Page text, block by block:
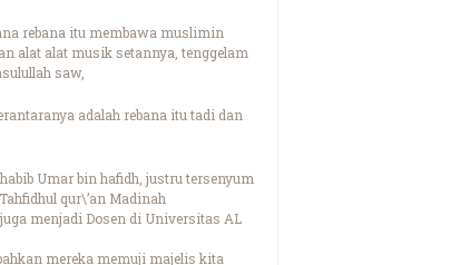
rebana itu membawa muslimin
alat alat musik setannya, tenggelam
saw,
adalah rebana itu tadi dan
Umar bin hafidh, justru tersenyum
qur\’an Madinah
menjadi Dosen di Universitas AL
mereka memuji majelis kita